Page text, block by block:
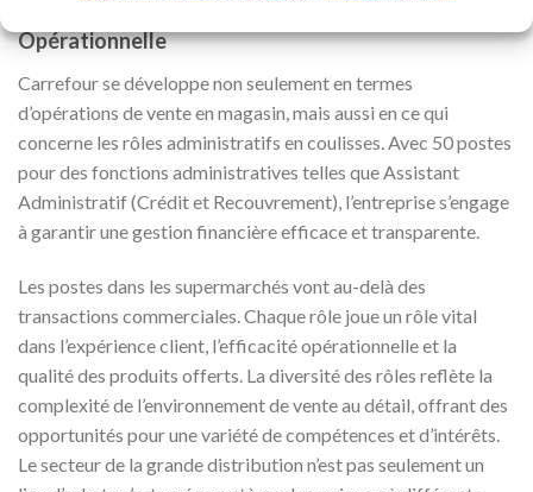
Opérationnelle
Carrefour se développe non seulement en termes
d’opérations de vente en magasin, mais aussi en ce qui
concerne les rôles administratifs en coulisses. Avec 50 postes
pour des fonctions administratives telles que Assistant
Administratif (Crédit et Recouvrement), l’entreprise s’engage
à garantir une gestion financière efficace et transparente.
Les postes dans les supermarchés vont au-delà des
transactions commerciales. Chaque rôle joue un rôle vital
dans l’expérience client, l’efficacité opérationnelle et la
qualité des produits offerts. La diversité des rôles reflète la
complexité de l’environnement de vente au détail, offrant des
opportunités pour une variété de compétences et d’intérêts.
Le secteur de la grande distribution n’est pas seulement un